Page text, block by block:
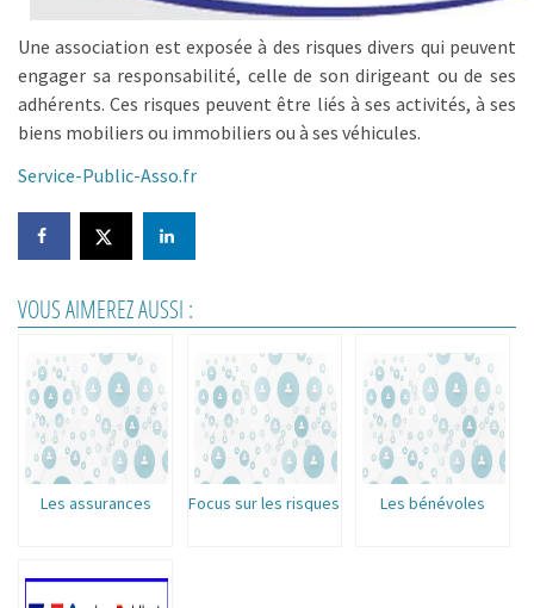
Une association est exposée à des risques divers qui peuvent
engager sa responsabilité, celle de son dirigeant ou de ses
adhérents. Ces risques peuvent être liés à ses activités, à ses
biens mobiliers ou immobiliers ou à ses véhicules.
Service-Public-Asso.fr
VOUS AIMEREZ AUSSI :
Les assurances Focus sur les risques Les bénévoles